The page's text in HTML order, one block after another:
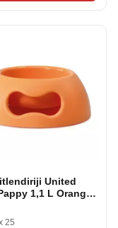
United
1,1 L Orange
24. 5 cm
25